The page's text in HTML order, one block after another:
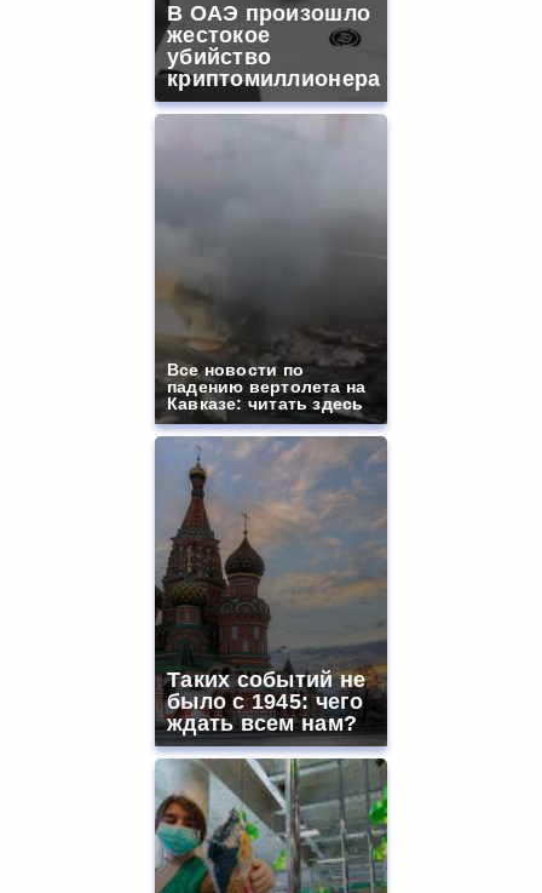
В ОАЭ произошло
жестокое
убийство
криптомиллионера
Все новости по
падению вертолета на
Кавказе: читать здесь
Таких событий не
было с 1945: чего
ждать всем нам?